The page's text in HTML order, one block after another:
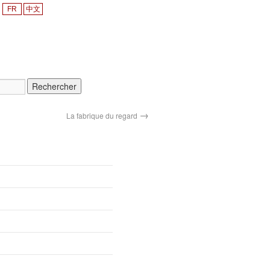
FR 中文
La fabrique du regard →